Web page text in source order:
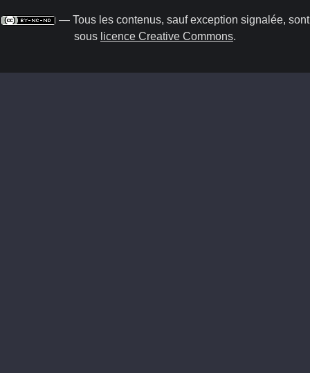
— Tous les contenus, sauf exception signalée, sont
sous licence Creative Commons.